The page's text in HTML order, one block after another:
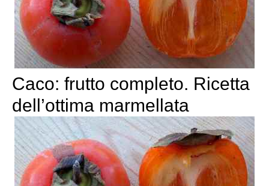
Caco: frutto completo. Ricetta
dell’ottima marmellata